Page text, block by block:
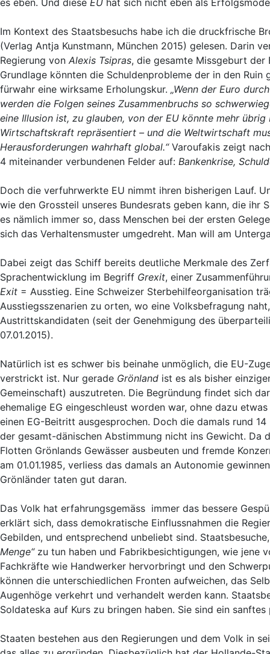
Im Kontext des Staatsbesuchs habe ich die druckfrische
(Verlag Antja Kunstmann, München 2015) gelesen. Darin
Regierung von Alexis Tsipras, die gesamte Missgeburt der
Grundlage könnten die Schuldenprobleme der in den
fürwahr eine wirksame Erholungskur. „Wenn der Euro
werden die Folgen seines Zusammenbruchs so
eine Illusion ist, zu glauben, von der EU könnte mehr
Wirtschaftskraft repräsentiert – und die Weltwirtschaft
Herausforderungen wahrhaft global.“ Varoufakis zeigt
4 miteinander verbundenen Felder auf: Bankenkrise,
Doch die verfuhrwerkte EU nimmt ihren bisherigen Lauf.
wie den Grossteil unseres Bundesrats geben kann, die ihr
es nämlich immer so, dass Menschen bei der ersten
sich das Verhaltensmuster umgedreht. Man will am
Dabei zeigt das Schiff bereits deutliche Merkmale des
Sprachentwicklung im Begriff Grexit, einer
Exit = Ausstieg. Eine Schweizer Sterbehilfeorganisation
Ausstiegsszenarien zu orten, wo eine Volksbefragung
Austrittskandidaten (seit der Genehmigung des
07.01.2015).
Natürlich ist es schwer bis beinahe unmöglich, die EU-
verstrickt ist. Nur gerade Grönland ist es als bisher
Gemeinschaft) auszutreten. Die Begründung findet sich
ehemalige EG eingeschleust worden war, ohne dazu
einen EG-Beitritt ausgesprochen. Doch die damals rund
der gesamt-dänischen Abstimmung nicht ins Gewicht. Da
Flotten Grönlands Gewässer ausbeuten und fremde
am 01.01.1985, verliess das damals an Autonomie
Grönländer taten gut daran.
Das Volk hat erfahrungsgemäss immer das bessere
erklärt sich, dass demokratische Einflussnahmen die
Gebilden, und entsprechend unbeliebt sind.
Menge“zu tun haben und Fabrikbesichtigungen, wie jene
Fachkräfte wie Handwerker hervorbringt und den
können die unterschiedlichen Fronten aufweichen, das
Augenhöge verkehrt und verhandelt werden kann.
Soldateska auf Kurs zu bringen haben. Sie sind ein
Staaten bestehen aus den Regierungen und dem Volk in